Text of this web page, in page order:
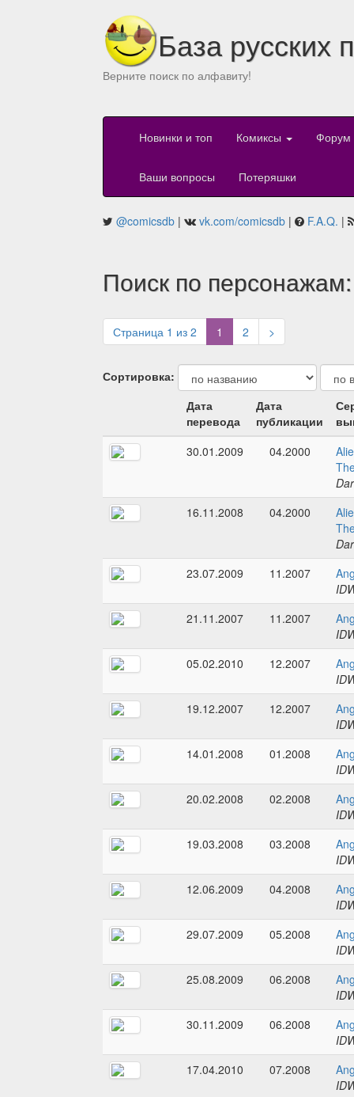
База русских
Верните поиск по алфавиту!
Новинки и топ Комиксы Форум
Ваши вопросы Потеряшки
@comicsdb | vk.com/comicsdb | F.A.Q. |
Поиск по
Страница 1 из 2 1 (current)
2 >
Сортировка:
Дата
перевода
Дата
публикации
30.01.2009
04.2000
16.11.2008
04.2000
23.07.2009
11.2007
21.11.2007
11.2007
05.02.2010
12.2007
19.12.2007
12.2007
14.01.2008
01.2008
20.02.2008
02.2008
19.03.2008
03.2008
12.06.2009
04.2008
29.07.2009
05.2008
25.08.2009
06.2008
30.11.2009
06.2008
17.04.2010
07.2008